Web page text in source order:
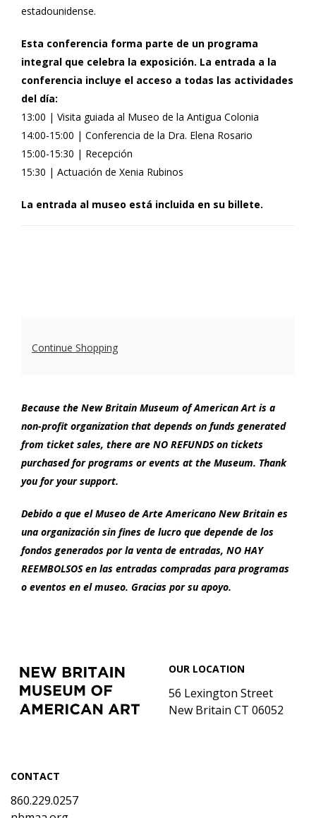
estadounidense.
Esta conferencia forma parte de un programa
integral que celebra la exposición. La entrada a la
conferencia incluye el acceso a todas las actividades
del día:
13:00 | Visita guiada al Museo de la Antigua Colonia
14:00-15:00 | Conferencia de la Dra. Elena Rosario
15:00-15:30 | Recepción
15:30 | Actuación de Xenia Rubinos
La entrada al museo está incluida en su billete.
Additional
Continue Shopping
Because the New Britain Museum of American Art is a
non-profit organization that depends on funds generated
from ticket sales, there are NO REFUNDS on tickets
purchased for programs or events at the Museum. Thank
you for your support.
Debido a que el Museo de Arte Americano New Britain es
una organización sin fines de lucro que depende de los
fondos generados por la venta de entradas, NO HAY
REEMBOLSOS en las entradas compradas para programas
o eventos en el museo. Gracias por su apoyo.
Britain
Museum
OUR LOCATION
56 Lexington Street
New Britain CT 06052
CONTACT
860.229.0257